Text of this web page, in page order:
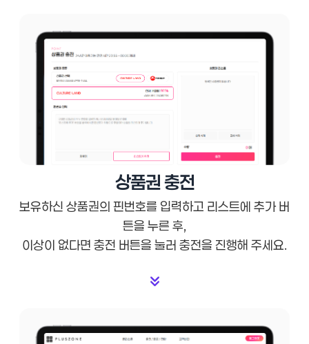
상품권 충전
보유하신 상품권의 핀번호를 입력하고 리스트에 추가 버
튼을 누른 후,
이상이 없다면 충전 버튼을 눌러 충전을 진행해 주세요.